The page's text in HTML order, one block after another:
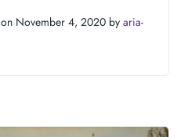
on November 4, 2020 by aria-